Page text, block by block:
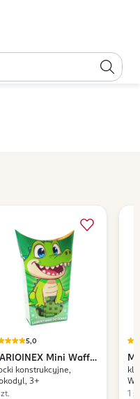
5,0
Mini Waffle
Pets
konstrukcyjne,
3+
1